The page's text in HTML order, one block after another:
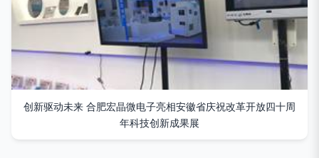
创新驱动未来 合肥宏晶微电子亮相安徽省庆祝改革开放四十周
年科技创新成果展